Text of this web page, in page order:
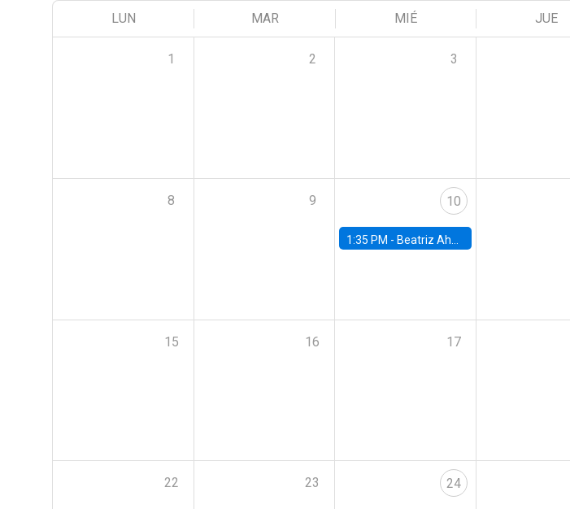
LUN MAR MIÉ JUE
1 2 3
8 9 10
1:35 PM - Beatriz Ahumada, PhD candidate, Universidad de Pittsburgh
15 16 17
22 23 24